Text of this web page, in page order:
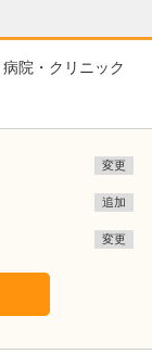
病院・クリニック
変更
追加
変更